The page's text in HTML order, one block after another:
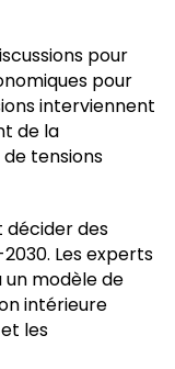
pour
pour
interviennent
de la
tensions
décider des
Les experts
un modèle de
intérieure
les